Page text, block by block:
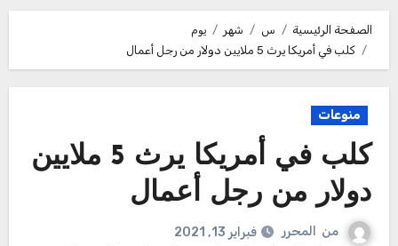
الصفحة الرئيسية س شهر
يوم
كلب في أمريكا يرث 5 ملايين دولار من رجل أعمال
منوعات
كلب في أمريكا يرث 5 ملايين
دولار من رجل أعمال
من المحرر
فبراير 13, 2021